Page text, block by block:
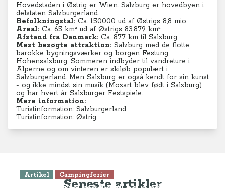
Hovedstaden i Østrig er Wien. Salzburg er hovedbyen i
delstaten Salzburgerland.
Befolkningstal: Ca. 150.000 ud af Østrigs 8,8 mio.
Areal: Ca. 65 km²ud af Østrigs 83.879 km²
Afstand fra Danmark: Ca. 877 km til Salzburg
Mest besøgte attraktion: Salzburg med de flotte,
barokke bygningsværker og borgen Festung
Hohensalzburg. Sommeren indbyder til vandreture i
Alperne og om vinteren er skiløb populært i
Salzburgerland. Men Salzburg er også kendt for sin kunst
- og ikke mindst sin musik (Mozart blev født i Salzburg)
og har hvert år Salzburger Festspiele.
Mere information:
Turistinformation: Salzburgerland
Turistinformation: Østrig
Seneste artikler
Artikel Campingferier
Vinterferie med ski og andre